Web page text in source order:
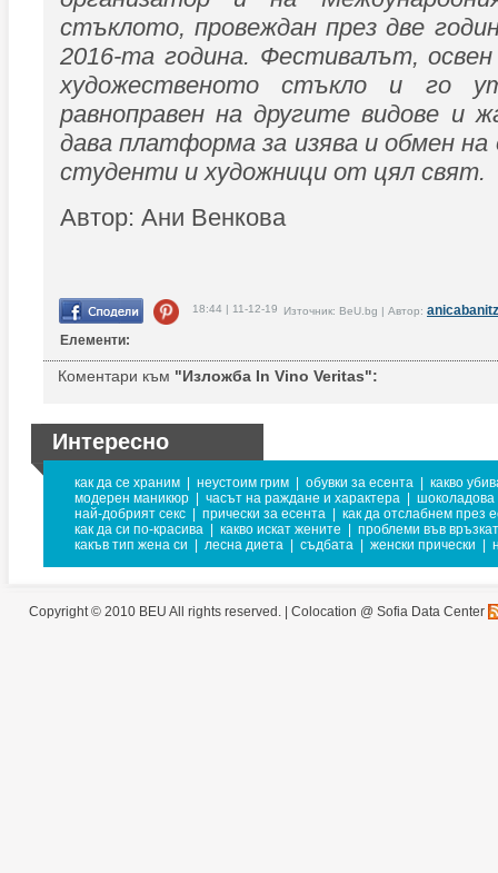
стъклото, провеждан през две
2016-та година. Фестивалът, освен
художественото стъкло и го
равноправен на другите видове и
дава платформа за изява и обмен на
студенти и художници от цял свят.
Автор: Ани Венкова
18:44 | 11-12-19 Източник: BeU.bg | Автор:
Елементи:
Коментари към "Изложба In Vino Veritas":
Интересно
как да се храним неустоим грим обувки за есента
какво
модерен маникюр
часът на раждане и характера
шоколадова
най-добрият секс
прически за есента
как да отслабнем през
как да си по-красива
какво искат жените
проблеми във
какъв тип жена си
лесна диета съдбата женски прически
Copyright © 2010 BEU All rights reserved. | Colocation @ Sofia Data Center